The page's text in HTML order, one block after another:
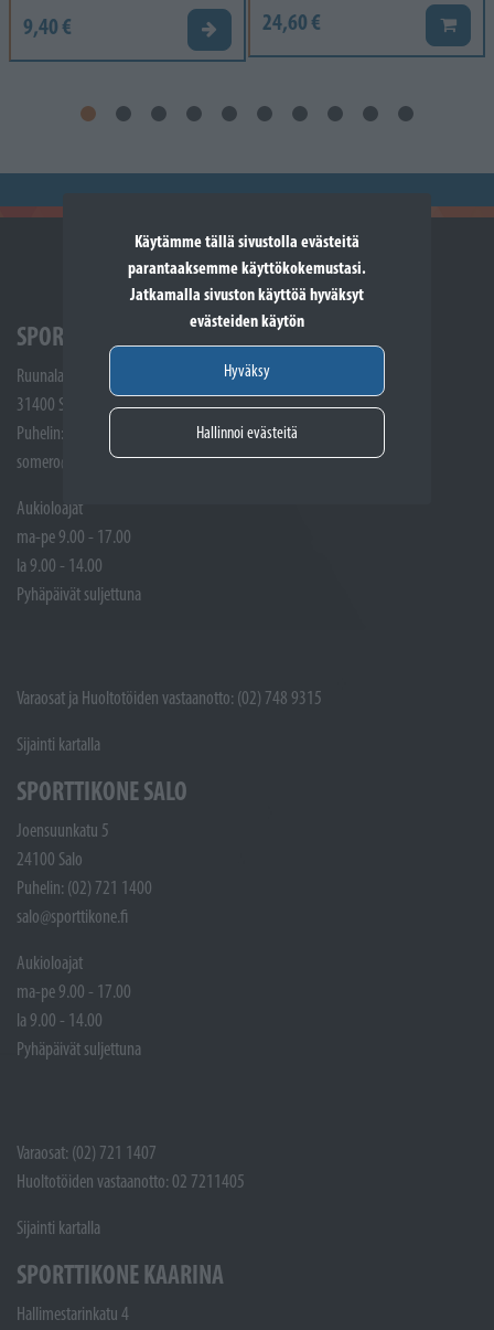
Käytämme tällä sivustolla evästeitä
parantaaksemme käyttökokemustasi.
Jatkamalla sivuston käyttöä hyväksyt
evästeiden käytön
Hyväksy
Hallinnoi evästeitä
9,40 € Valitse vaihtoehto
24,60 € Lisää
SPORTTIKONE SOMERO
Ruunalantie 5
31400 Somero
Puhelin: (02) 748 9300
somero@sporttikone.fi
Aukioloajat
ma-pe 9.00 - 17.00
la 9.00 - 14.00
Pyhäpäivät suljettuna
Varaosat ja Huoltotöiden vastaanotto: (02) 748 9315
Sijainti kartalla
SPORTTIKONE SALO
Joensuunkatu 5
24100 Salo
Puhelin: (02) 721 1400
salo@sporttikone.fi
Aukioloajat
ma-pe 9.00 - 17.00
la 9.00 - 14.00
Pyhäpäivät suljettuna
Varaosat: (02) 721 1407
Huoltotöiden vastaanotto: 02 7211405
Sijainti kartalla
SPORTTIKONE KAARINA
Hallimestarinkatu 4